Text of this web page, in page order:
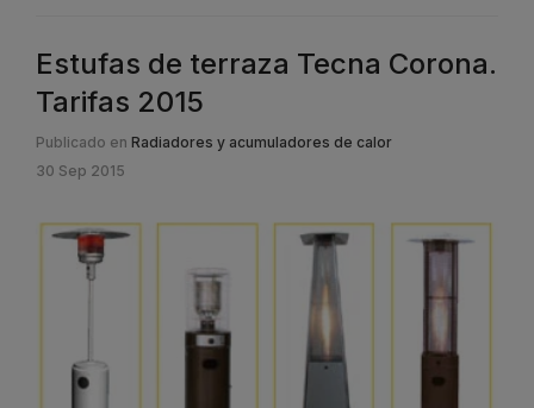
Estufas de terraza Tecna Corona.
Tarifas 2015
Publicado en Radiadores y acumuladores de calor
30 Sep 2015